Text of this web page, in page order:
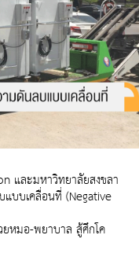
และมหาวิทยาลัยสงขลา
บบเคลื่อนที่ (Negative
ยหมอ-พยาบาล สู้ศึกโค